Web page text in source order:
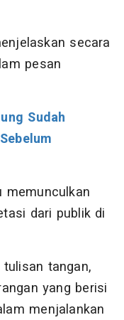
secara
pesan
Sudah
memunculkan
dari publik di
tangan,
yang berisi
menjalankan